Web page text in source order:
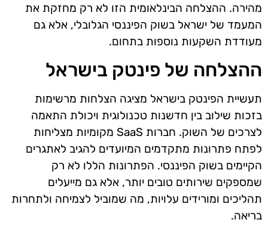
מהירה. ההצלחה הבינלאומית הזו לא רק מחזקת את
המעמד של ישראל בשוק הפיננסי הגלובלי, אלא גם
מעודדת השקעות נוספות בתחום.
ההצלחה של פינטק בישראל
תעשיית הפינטק בישראל מציגה הצלחות מרשימות
בזכות שילוב בין חדשנות טכנולוגית ויכולת התאמה
לצרכים של השוק. חברות SaaS מקומיות מצליחות
לפתח פתרונות מתקדמים המיועדים להגיב לאתגרים
הקיימים בשוק הפיננסי. הפתרונות הללו לא רק
שמספקים שירותים טובים יותר, אלא גם מייעלים
תהליכים ומורידים עלויות, מה שמוביל לצמיחה ולתחרות
בריאה.